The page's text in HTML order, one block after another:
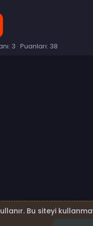
3 Puanları 38
Bu siteyi